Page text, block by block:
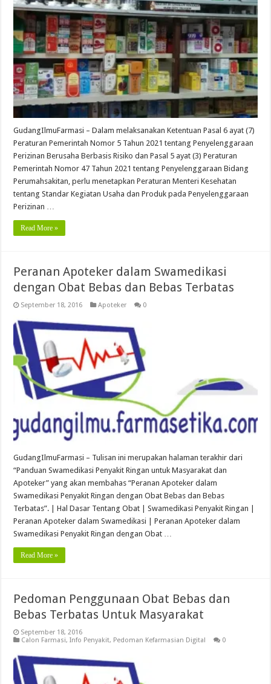
GudangIlmuFarmasi – Dalam melaksanakan Ketentuan Pasal 6 ayat (7)
Peraturan Pemerintah Nomor 5 Tahun 2021 tentang Penyelenggaraan
Perizinan Berusaha Berbasis Risiko dan Pasal 5 ayat (3) Peraturan
Pemerintah Nomor 47 Tahun 2021 tentang Penyelenggaraan Bidang
Perumahsakitan, perlu menetapkan Peraturan Menteri Kesehatan
tentang Standar Kegiatan Usaha dan Produk pada Penyelenggaraan
Perizinan …
Read More »
Peranan Apoteker dalam Swamedikasi
dengan Obat Bebas dan Bebas Terbatas
September 18, 2016 Apoteker 0
GudangIlmuFarmasi – Tulisan ini merupakan halaman terakhir dari
“Panduan Swamedikasi Penyakit Ringan untuk Masyarakat dan
Apoteker” yang akan membahas “Peranan Apoteker dalam
Swamedikasi Penyakit Ringan dengan Obat Bebas dan Bebas
Terbatas”. | Hal Dasar Tentang Obat | Swamedikasi Penyakit Ringan |
Peranan Apoteker dalam Swamedikasi | Peranan Apoteker dalam
Swamedikasi Penyakit Ringan dengan Obat …
Read More »
Pedoman Penggunaan Obat Bebas dan
Bebas Terbatas Untuk Masyarakat
September 18, 2016
Calon Farmasi,Info Penyakit, Pedoman Kefarmasian Digital 0